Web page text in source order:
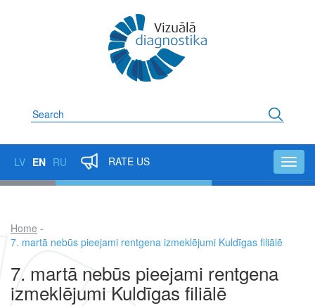
Search
LV EN RU RATE US
Breadcrumb
Home
7. martā nebūs pieejami rentgena izmeklējumi Kuldīgas filiālē
7. martā nebūs pieejami rentgena
izmeklējumi Kuldīgas filiālē